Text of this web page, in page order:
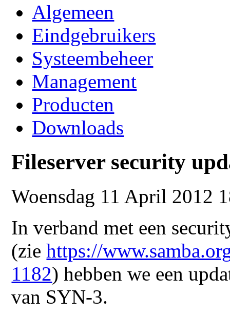
Algemeen
Eindgebruikers
Systeembeheer
Management
Producten
Downloads
Fileserver security
Woensdag 11 April 2012
In verband met een
(ziehttps://
1182) hebben we een
van SYN-3.